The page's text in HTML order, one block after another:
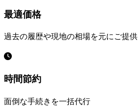
最適価格
過去の履歴や現地の相場を元にご提供
時間節約
面倒な手続きを一括代行